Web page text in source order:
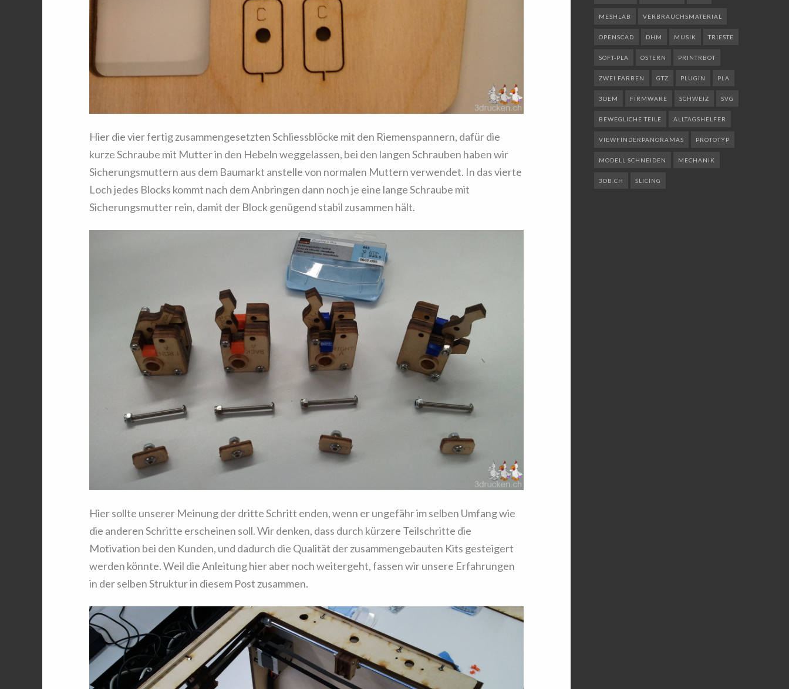
Hier die vier fertig zusammengesetzten Schliessblöcke mit den Riemenspannern, dafür die
kurze Schraube mit Mutter in den Hebeln weggelassen, bei den langen Schrauben haben wir
Sicherungsmuttern aus dem Baumarkt anstelle von normalen Muttern verwendet. In das vierte
Loch jedes Blocks kommt nach dem Anbringen dann noch je eine lange Schraube mit
Sicherungsmutter rein, damit der Block genügend stabil zusammen hält.
Hier sollte unserer Meinung der dritte Schritt enden, wenn er ungefähr im selben Umfang wie
die anderen Schritte erscheinen soll. Wir denken, dass durch kürzere Teilschritte die
Motivation bei den Kunden, und dadurch die Qualität der zusammengebauten Kits gesteigert
werden könnte. Weil die Anleitung hier aber noch weitergeht, fassen wir unsere Erfahrungen
in der selben Struktur in diesem Post zusammen.
MESHLAB VERBRAUCHSMATERIAL
OPENSCAD DHM MUSIK TRIESTE
SOFT-PLA OSTERN PRINTRBOT
ZWEI FARBEN GTZ PLUGIN PLA
3DEM FIRMWARE SCHWEIZ SVG
BEWEGLICHE TEILE ALLTAGSHELFER
VIEWFINDERPANORAMAS PROTOTYP
MODELL SCHNEIDEN MECHANIK
3DB.CH SLICING